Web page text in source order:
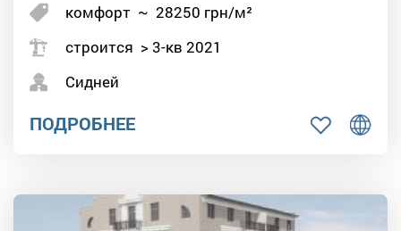
комфорт ~ 28250 грн/м²
строится > 3-кв 2021
Сидней
ПОДРОБНЕЕ